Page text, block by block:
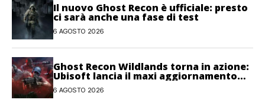
Il nuovo Ghost Recon è ufficiale: presto
ci sarà anche una fase di test
6 AGOSTO 2026
Ghost Recon Wildlands torna in azione:
Ubisoft lancia il maxi aggiornamento
gratuito Last Rites
6 AGOSTO 2026